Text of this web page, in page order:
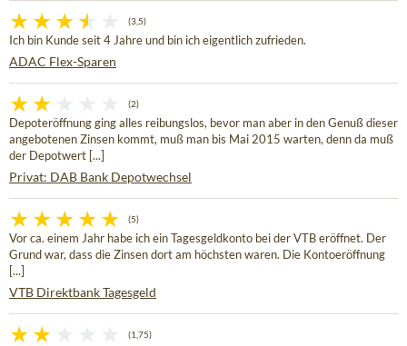
(3,5)
Ich bin Kunde seit 4 Jahre und bin ich eigentlich zufrieden.
ADAC Flex-Sparen
(2)
Depoteröffnung ging alles reibungslos, bevor man aber in den Genuß dieser
angebotenen Zinsen kommt, muß man bis Mai 2015 warten, denn da muß
der Depotwert [...]
Privat: DAB Bank Depotwechsel
(5)
Vor ca. einem Jahr habe ich ein Tagesgeldkonto bei der VTB eröffnet. Der
Grund war, dass die Zinsen dort am höchsten waren. Die Kontoeröffnung
[...]
VTB Direktbank Tagesgeld
(1,75)